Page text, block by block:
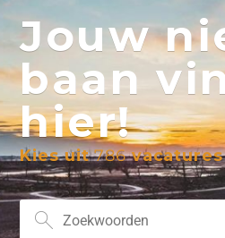
Jouw
baan
hier!
Kies uit786vacatures